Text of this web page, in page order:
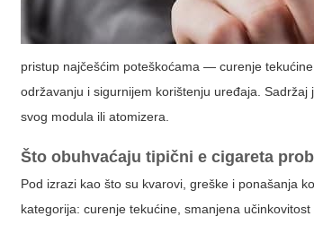
pristup najčešćim poteškoćama — curenje
održavanju i sigurnijem korištenju uređaja.
svog modula ili atomizera.
Što obuhvaćaju tipičnie cigareta
Pod izrazi kao što su kvarovi, greške i ponašanja
kategorija: curenje tekućine, smanjena